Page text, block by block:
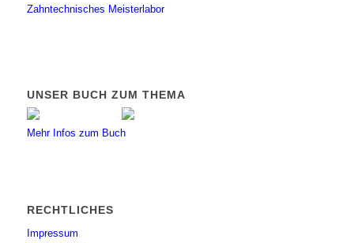
Zahntechnisches Meisterlabor
UNSER BUCH ZUM THEMA
Mehr Infos zum Buch
RECHTLICHES
Impressum